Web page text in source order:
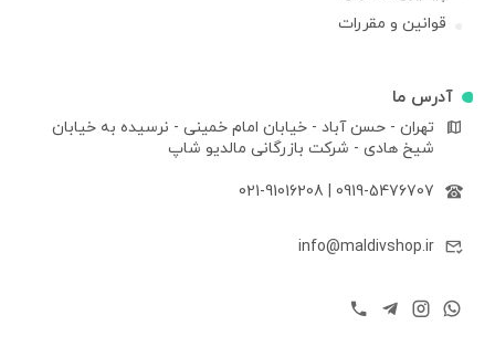
قوانین و مقررات
آدرس ما
تهران - حسن آباد - خیابان امام خمینی - نرسیده به خیابان
شیخ هادی - شرکت بازرگانی مالدیو شاپ
0919-5476707
021-91016208
info@maldivshop.ir